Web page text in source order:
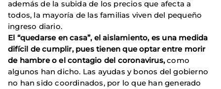
además de la subida de los precios que afecta a
todos, la mayoría de las familias viven del pequeño
ingreso diario.
El “quedarse en casa”, el aislamiento, es una medida
difícil de cumplir, pues tienen que optar entre morir
de hambre o el contagio del coronavirus,como
algunos han dicho. Las ayudas y bonos del gobierno
no han sido coordinados, por lo que han generado